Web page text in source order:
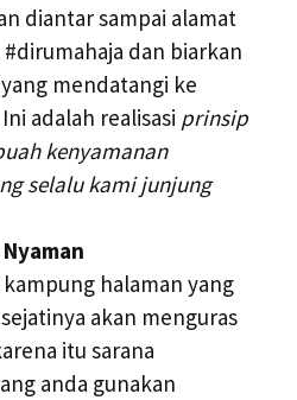
diantar sampai alamat
dan biarkan
mendatangi ke
adalah realisasi prinsip
kenyamanan
selalu kami junjung
halaman yang
akan menguras
itu sarana
anda gunakan